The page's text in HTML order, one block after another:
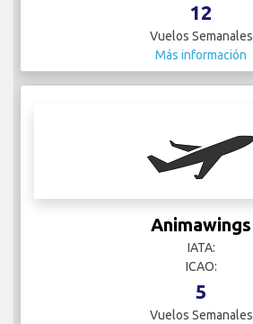
12
Vuelos Semanales
Más información
Animawings
IATA:
ICAO:
5
Vuelos Semanales